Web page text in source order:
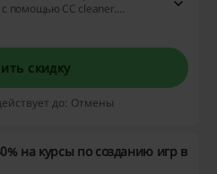
помощью CC cleaner.
утилиту.
скидку
до: Отмены
на курсы по созданию игр в